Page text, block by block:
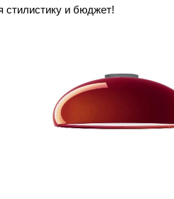
стилистику и бюджет!